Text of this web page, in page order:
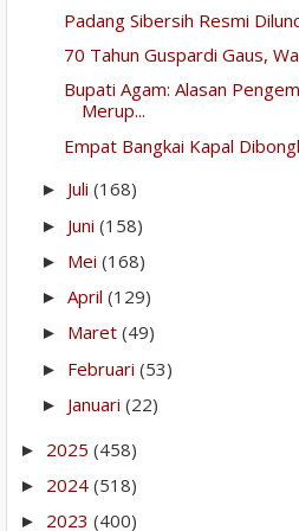
Padang Sibersih Resmi
70 Tahun Guspardi Gaus,
Bupati Agam: Alasan
Merup...
Empat Bangkai Kapal
► Juli (168)
► Juni (158)
► Mei (168)
► April (129)
► Maret (49)
► Februari (53)
► Januari (22)
► 2025 (458)
► 2024 (518)
► 2023 (400)